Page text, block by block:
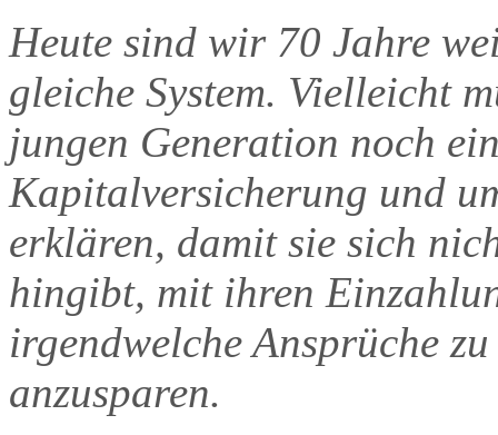
Heute sind wir 70 Jahre
gleiche System. Vielleicht
jungen Generation noch
Kapitalversicherung und
erklären, damit sie sich
hingibt, mit ihren
irgendwelche Ansprüche
anzusparen.